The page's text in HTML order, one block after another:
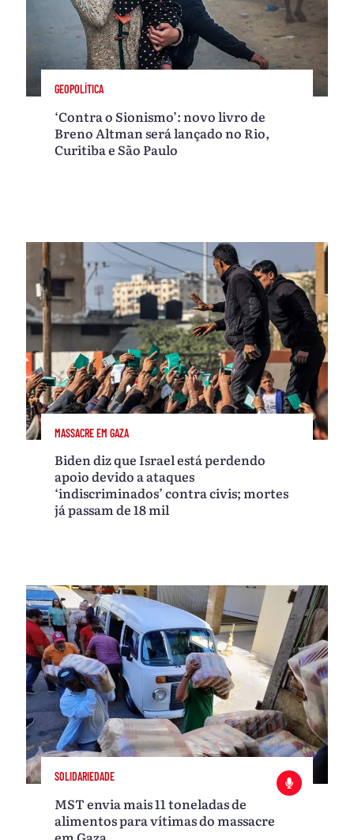
GEOPOLÍTICA
‘Contra o Sionismo’: novo livro de
Breno Altman será lançado no Rio,
Curitiba e São Paulo
MASSACRE EM GAZA
Biden diz que Israel está perdendo
apoio devido a ataques
‘indiscriminados’ contra civis; mortes
já passam de 18 mil
SOLIDARIEDADE
MST envia mais 11 toneladas de
alimentos para vítimas do massacre